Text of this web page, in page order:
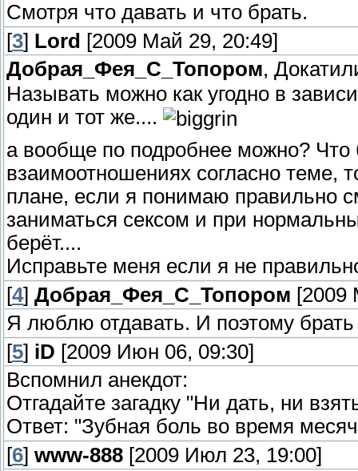
Смотря что давать и что брать.
[3] Lord [2009 Май 29, 20:49]
Добрая_Фея_С_Топором,
Называть можно как угодно в
один и тот же....
а вообще по подробнее можно? Что
взаимоотношениях согласно теме,
плане, если я понимаю правильно
заниматься сексом и при
берёт....
Исправьте меня если я не
[4] Добрая_Фея_С_Топором [2009
Я люблю отдавать. И поэтому
[5] iD [2009 Июн 06, 09:30]
Вспомнил анекдот:
Отгадайте загадку "Ни дать, ни
Ответ: "Зубная боль во время
[6] www-888 [2009 Июл 23, 19:00]